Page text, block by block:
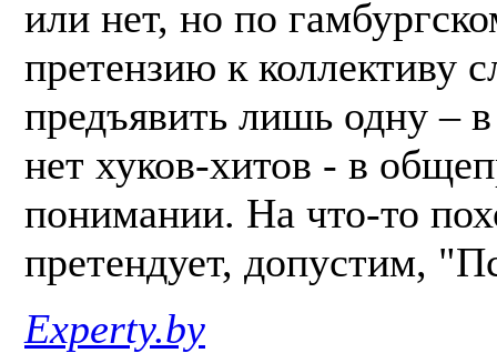
или нет, но по
претензию к коллективу
предъявить лишь одну – в
нет хуков-хитов - в
понимании. На что-то
претендует, допустим,
Experty.by